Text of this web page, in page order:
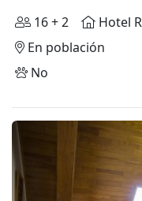
16 + 2
Hotel
En población
No